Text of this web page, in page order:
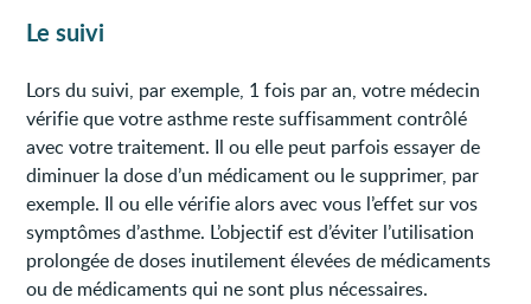
Le suivi
Lors du suivi, par exemple, 1 fois par an, votre médecin
vérifie que votre asthme reste suffisamment contrôlé
avec votre traitement. Il ou elle peut parfois essayer de
diminuer la dose d’un médicament ou le supprimer, par
exemple. Il ou elle vérifie alors avec vous l’effet sur vos
symptômes d’asthme. L’objectif est d’éviter l’utilisation
prolongée de doses inutilement élevées de médicaments
ou de médicaments qui ne sont plus nécessaires.